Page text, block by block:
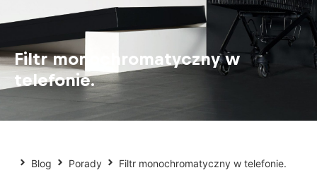
Filtr monochromatyczny w
telefonie.
Blog Porady Filtr monochromatyczny w telefonie.